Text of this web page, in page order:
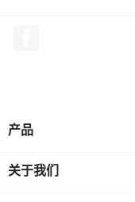
产品
关于我们